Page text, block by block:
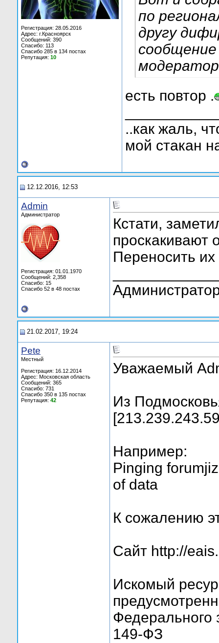
Регистрация: 28.05.2016
Адрес: г.Красноярск
Сообщений: 390
Спасибо: 113
Спасибо 285 в 134 постах
Репутация: 10
по
другу
есть повтор .
..как жаль,
мой стакан
12.12.2016, 12:53
Admin
Администратор
Регистрация: 01.01.1970
Сообщений: 2,358
Спасибо: 15
Спасибо 52 в 48 постах
Кстати,
проскакивают
Переносить
21.02.2017, 19:24
Pete
Местный
Регистрация: 16.12.2014
Адрес: Московская область
Сообщений: 365
Спасибо: 731
Спасибо 350 в 135 постах
Репутация: 42
Уважаемый
Из
Например:
Pinging
of data
К сожалению
Сайт http://
Искомый
Федерального
149-ФЗ